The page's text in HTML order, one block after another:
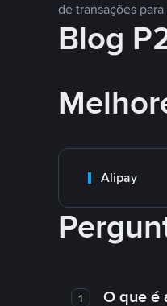
de transações
Blog
Alipay
1 O que é